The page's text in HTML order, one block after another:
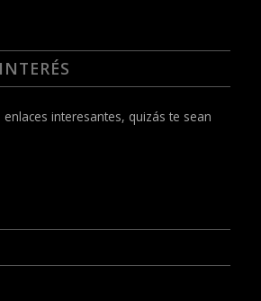
interesantes, quizás te sean